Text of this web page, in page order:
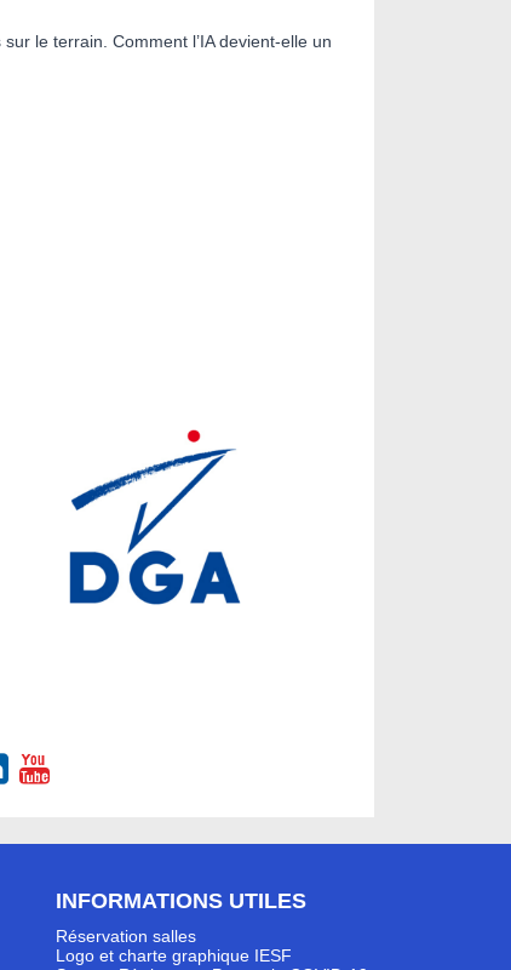
le terrain. Comment l’IA devient-elle un
INFORMATIONS UTILES
Réservation salles
Logo et charte graphique IESF